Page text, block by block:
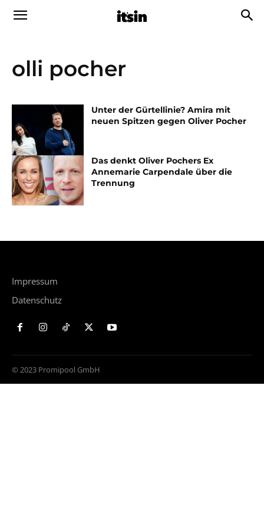
olli pocher
Unter der Gürtellinie? Amira mit
neuen Spitzen gegen Oliver Pocher
Das denkt Oliver Pochers Ex
Annemarie Carpendale über die
Trennung
Impressum
Datenschutz
© 2023 Promipool GmbH